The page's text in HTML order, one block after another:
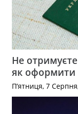
Не
як оформити
П’ятниця, 7